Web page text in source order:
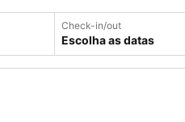
Check-in/out
Escolha as datas